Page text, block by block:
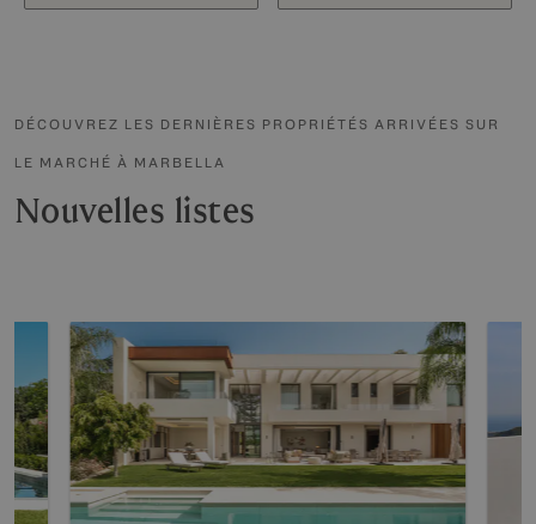
DÉCOUVREZ LES DERNIÈRES PROPRIÉTÉS ARRIVÉES SUR
LE MARCHÉ À MARBELLA
Nouvelles listes